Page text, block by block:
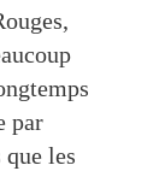
par
les